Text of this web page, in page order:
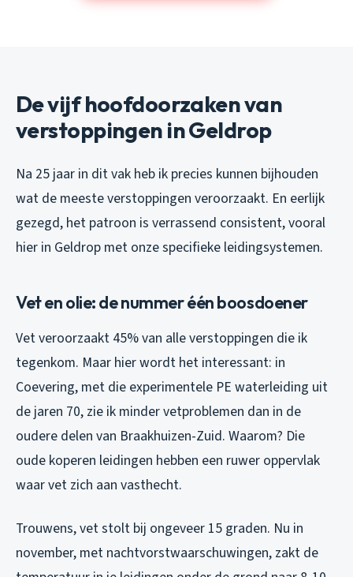
De vijf hoofdoorzaken van
verstoppingen in Geldrop
Na 25 jaar in dit vak heb ik precies kunnen bijhouden
wat de meeste verstoppingen veroorzaakt. En eerlijk
gezegd, het patroon is verrassend consistent, vooral
hier in Geldrop met onze specifieke leidingsystemen.
Vet en olie: de nummer één boosdoener
Vet veroorzaakt 45% van alle verstoppingen die ik
tegenkom. Maar hier wordt het interessant: in
Coevering, met die experimentele PE waterleiding uit
de jaren 70, zie ik minder vetproblemen dan in de
oudere delen van Braakhuizen-Zuid. Waarom? Die
oude koperen leidingen hebben een ruwer oppervlak
waar vet zich aan vasthecht.
Trouwens, vet stolt bij ongeveer 15 graden. Nu in
november, met nachtvorstwaarschuwingen, zakt de